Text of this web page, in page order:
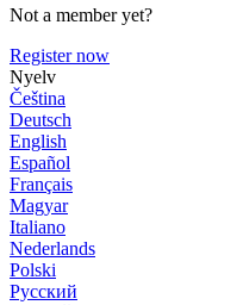
Not a member yet?
Register now
Nyelv
Čeština
Deutsch
English
Español
Français
Magyar
Italiano
Nederlands
Polski
Русский